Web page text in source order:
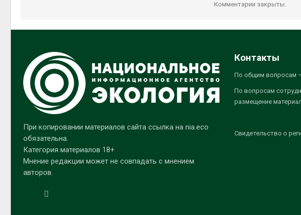
Комментарии закрыты.
При копировании материалов сайта ссылка на nia.eco
обязательна.
Категория материалов 18+
Мнение редакции может не совпадать с мнением
авторов.
Контакты
По общим вопросам
По вопросам
размещение
Свидетельство о